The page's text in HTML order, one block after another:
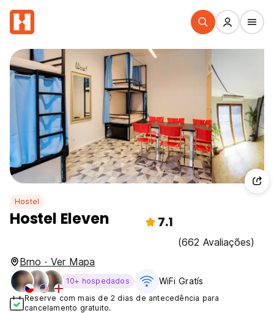
Hostel
Hostel Eleven 7.1
(662 Avaliações)
Brno · Ver Mapa
10+ hospedados WiFi Gratís
Reserve com mais de 2 dias de antecedência para
cancelamento gratuito.